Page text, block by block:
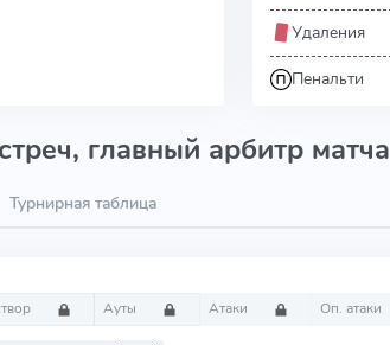
Удаления
Пенальти
главный арбитр матча
Турнирная таблица
Ауты Атаки Оп. атаки